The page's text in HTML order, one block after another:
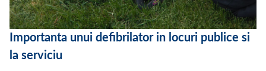
Importanta unui defibrilator in locuri publice si
la serviciu